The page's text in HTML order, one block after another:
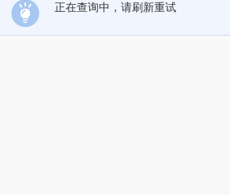
正在查询中，请刷新重试